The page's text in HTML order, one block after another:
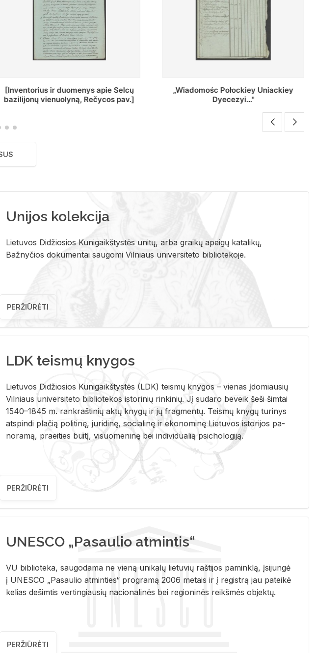
„Wiadomośc Połockiey Uniackiey
Dyecezyi..."
Regestr Parochow Dekanatu
Brzeskiego
Unijos kolekcija
Lietuvos Didžiosios Kunigaikštystės unitų, arba graikų apeigų katalikų,
Bažnyčios dokumentai saugomi Vilniaus universiteto bibliotekoje.
PERŽIŪRĖTI
LDK teismų knygos
Lie­tu­vos Di­džio­sios Ku­ni­gaikš­tys­tės (LDK) teis­mų kny­gos – vie­nas įdo­miau­sių
Vil­niaus uni­ver­si­te­to bi­b­lio­te­kos is­to­ri­nių rin­ki­nių. Jį su­da­ro be­veik šeši šim­tai
1540–1845 m. rank­raš­ti­nių aktų kny­gų ir jų frag­men­tų. Teis­mų kny­gų tu­ri­nys
at­spin­di pla­čią po­li­ti­nę, ju­ri­di­nę, so­cia­li­nę ir eko­no­mi­nę Lie­tu­vos is­to­ri­jos pa­
no­ra­mą, pra­ei­ties bui­tį, vi­suo­me­ni­nę bei in­di­vi­dua­lią psi­cho­lo­gi­ją.
PERŽIŪRĖTI
UNESCO „Pasaulio atmintis“
VU biblioteka, saugodama ne vieną unikalų lietuvių raštijos paminklą, įsijungė
į UNESCO „Pasaulio atminties“ programą 2006 metais ir į registrą jau pateikė
kelias dešimtis vertingiausių nacionalinės bei regioninės reikšmės objektų.
PERŽIŪRĖTI